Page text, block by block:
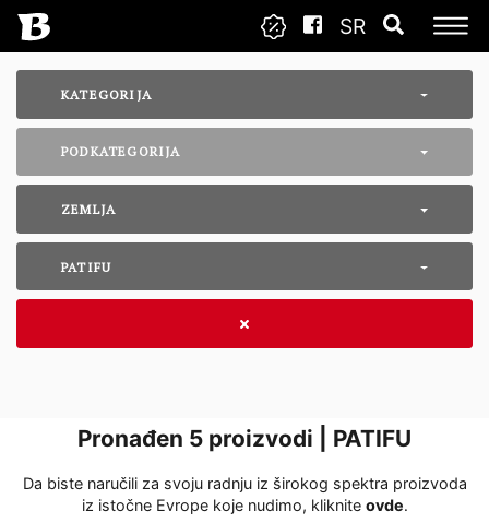
SR
KATEGORIJA
PODKATEGORIJA
ZEMLJA
PATIFU
Pronađen 5 proizvodi | PATIFU
Da biste naručili za svoju radnju iz širokog spektra proizvoda
iz istočne Evrope koje nudimo, kliknite ovde․